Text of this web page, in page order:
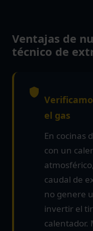
Ventajas de
técnico de
el gas
En cocinas
con un
caudal de
no genere
invertir el
calentador.